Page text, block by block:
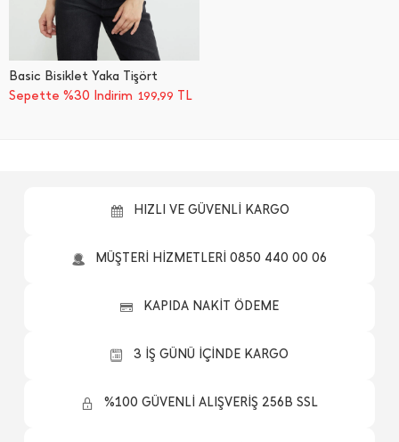
Basic Bisiklet Yaka Tişört
Sepette %30 İndirim 199,99 TL
HIZLI VE GÜVENLİ KARGO
MÜŞTERİ HİZMETLERİ 0850 440 00 06
KAPIDA NAKİT ÖDEME
3 İŞ GÜNÜ İÇİNDE KARGO
%100 GÜVENLİ ALIŞVERİŞ 256B SSL